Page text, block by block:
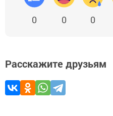
0 0 0
Расскажите друзьям